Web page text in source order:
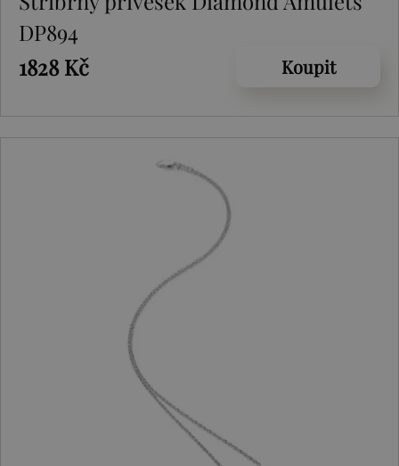
DP894
1828 Kč
Koupit